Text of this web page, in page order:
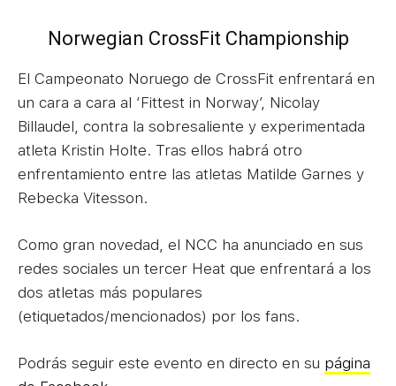
Norwegian CrossFit Championship
El Campeonato Noruego de CrossFit enfrentará en
un cara a cara al ‘Fittest in Norway’, Nicolay
Billaudel, contra la sobresaliente y experimentada
atleta Kristin Holte. Tras ellos habrá otro
enfrentamiento entre las atletas Matilde Garnes y
Rebecka Vitesson.
Como gran novedad, el NCC ha anunciado en sus
redes sociales un tercer Heat que enfrentará a los
dos atletas más populares
(etiquetados/mencionados) por los fans.
Podrás seguir este evento en directo en su página